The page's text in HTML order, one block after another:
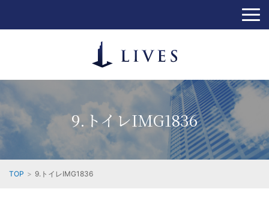
9.トイレIMG1836
TOP 9.トイレIMG1836